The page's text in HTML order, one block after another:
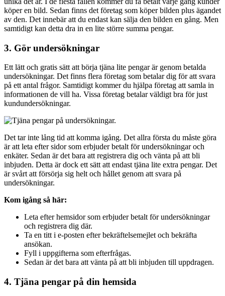
köper en bild. Sedan finns det företag som köper bilden plus ägandet
av den. Det innebär att du endast kan sälja den bilden en gång. Men
samtidigt kan detta dra in en lite större summa pengar.
3. Gör undersökningar
Ett lätt och gratis sätt att börja tjäna lite pengar är genom betalda
undersökningar. Det finns flera företag som betalar dig för att svara
på ett antal frågor. Samtidigt kommer du hjälpa företag att samla in
informationen de vill ha. Vissa företag betalar väldigt bra för just
kundundersökningar.
Det tar inte lång tid att komma igång. Det allra första du måste göra
är att leta efter sidor som erbjuder betalt för undersökningar och
enkäter. Sedan är det bara att registrera dig och vänta på att bli
inbjuden. Detta är dock ett sätt att endast tjäna lite extra pengar. Det
är svårt att försörja sig helt och hållet genom att svara på
undersökningar.
Kom igång så här:
Leta efter hemsidor som erbjuder betalt för undersökningar
och registrera dig där.
Ta en titt i e-posten efter bekräftelsemejlet och bekräfta
ansökan.
Fyll i uppgifterna som efterfrågas.
Sedan är det bara att vänta på att bli inbjuden till uppdragen.
4. Tjäna pengar på din hemsida